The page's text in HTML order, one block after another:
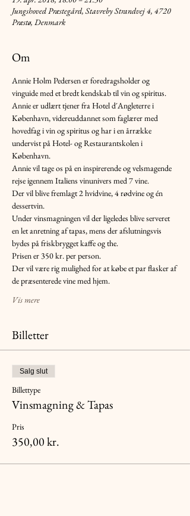
Jungshoved Præstegård, Stavreby Strandvej 4, 4720
Præstø, Denmark
Om
Annie Holm Pedersen er foredragsholder og
vinguide med et bredt kendskab til vin og spiritus.
Annie er udlært tjener fra Hotel d´Angleterre i
København, videreuddannet som faglærer med
hovedfag i vin og spiritus og har i en årrække
undervist på Hotel- og Restaurantskolen i
København.
Annie vil tage os på en inspirerende og velsmagende
rejse igennem Italiens vinunivers med 7 vine.
Der vil blive fremlagt 2 hvidvine, 4 rødvine og én
dessertvin.
Under vinsmagningen vil der ligeledes blive serveret
en let anretning af tapas, mens der afslutningsvis
bydes på friskbrygget kaffe og the.
Prisen er 350 kr. per person.
Der vil være rig mulighed for at købe et par flasker af
de præsenterede vine med hjem.
Vis mere
Billetter
Salg slut
Billettype
Vinsmagning & Tapas
Pris
350,00 kr.